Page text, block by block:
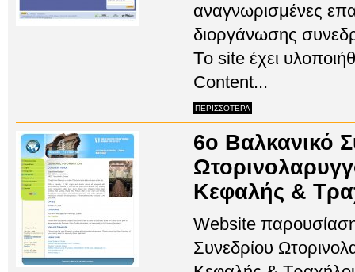
αναγνωρισμένες
διοργάνωσης
Tο site έχει
Content...
ΠΕΡΙΣΣΟΤΕΡΑ
6ο Βαλκανικό
Κεφαλής &
Website
Συνεδρίου